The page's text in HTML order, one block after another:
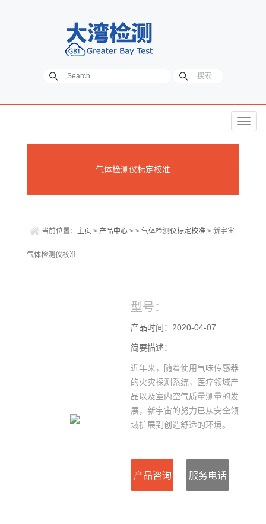
菜
气体检测仪标定校准
当前位置： 主页 > 产品中心 > > 气体检测仪标定校准 > 新宇宙
气体检测仪校准
型号：
产品时间：2020-04-07
简要描述：
近年来，随着使用气味传感器
的火灾探测系统，医疗领域产
品以及室内空气质量测量的发
展，新宇宙的努力已从安全领
域扩展到创造舒适的环境。
产品咨询 服务电话